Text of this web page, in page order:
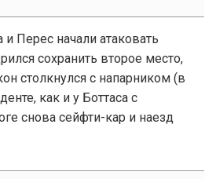
Перес начали атаковать
сохранить второе место,
столкнулся с напарником (в
как и у Боттаса с
снова сейфти-кар и наезд